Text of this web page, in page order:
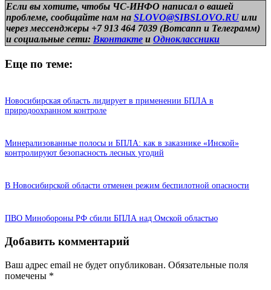
Если вы хотите, чтобы ЧС-ИНФО написал о вашей
проблеме, сообщайте нам на SLOVO@SIBSLOVO.RU или
через мессенджеры +7 913 464 7039 (Вотсапп и Телеграмм)
и социальные сети: Вконтакте и Одноклассники
Еще по теме:
Новосибирская область лидирует в применении БПЛА в
природоохранном контроле
Минерализованные полосы и БПЛА: как в заказнике «Инской»
контролируют безопасность лесных угодий
В Новосибирской области отменен режим беспилотной опасности
ПВО Минобороны РФ сбили БПЛА над Омской областью
Добавить комментарий
Ваш адрес email не будет опубликован. Обязательные поля
помечены *